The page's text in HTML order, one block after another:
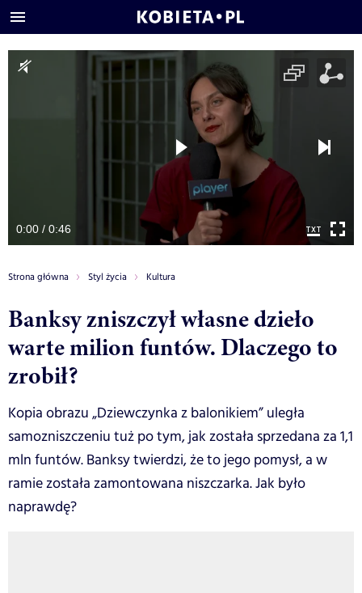
0:00 / 0:46
Strona główna Styl życia Kultura
Banksy zniszczył własne dzieło
warte milion funtów. Dlaczego to
zrobił?
Kopia obrazu „Dziewczynka z balonikiem” uległa
samozniszczeniu tuż po tym, jak została sprzedana za 1,1
mln funtów. Banksy twierdzi, że to jego pomysł, a w
ramie została zamontowana niszczarka. Jak było
naprawdę?